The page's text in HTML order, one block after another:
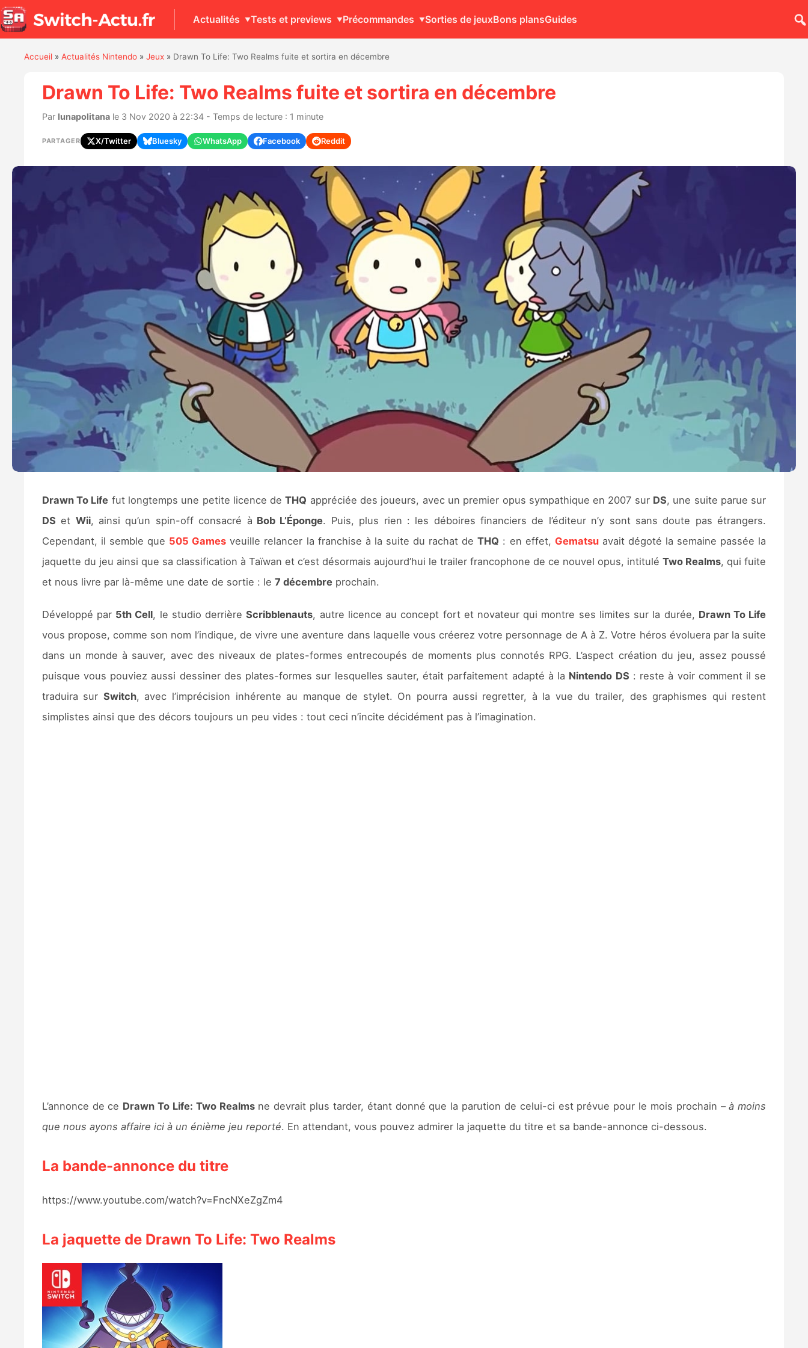
Actualités Tests et previews Précommandes Sorties de jeuxBons plansGuides
Accueil» Actualités Nintendo» Jeux» Drawn To Life: Two Realms fuite et sortira en décembre
Drawn To Life: Two Realms fuite et sortira en décembre
Par lunapolitanale 3 Nov 2020 à 22:34 - Temps de lecture : 1 minute
PARTAGER X/Twitter Bluesky WhatsApp Facebook Reddit
Drawn To Life fut longtemps une petite licence deTHQ appréciée des joueurs, avec un premier opus sympathique en 2007 sur DS, une suite parue sur
DS et Wii, ainsi qu’un spin-off consacré à Bob L’Éponge. Puis, plus rien : les déboires financiers de l’éditeur n’y sont sans doute pas étrangers.
Cependant, il semble que 505 Games veuille relancer la franchise à la suite du rachat deTHQ : en effet, Gematsuavait dégoté la semaine passée la
jaquette du jeu ainsi que sa classification à Taïwan et c’est désormais aujourd’hui le trailer francophone de ce nouvel opus, intituléTwo Realms, qui fuite
et nous livre par là-même une date de sortie : le 7 décembreprochain.
Développé par 5th Cell, le studio derrièreScribblenauts, autre licence au concept fort et novateur qui montre ses limites sur la durée, Drawn To Life
vous propose, comme son nom l’indique, de vivre une aventure dans laquelle vous créerez votre personnage de A à Z. Votre héros évoluera par la suite
dans un monde à sauver, avec des niveaux de plates-formes entrecoupés de moments plus connotés RPG. L’aspect création du jeu, assez poussé
puisque vous pouviez aussi dessiner des plates-formes sur lesquelles sauter, était parfaitement adapté à la Nintendo DS : reste à voir comment il se
traduira sur Switch, avec l’imprécision inhérente au manque de stylet. On pourra aussi regretter, à la vue du trailer, des graphismes qui restent
simplistes ainsi que des décors toujours un peu vides : tout ceci n’incite décidément pas à l’imagination.
L’annonce de ce Drawn To Life: Two Realmsne devrait plus tarder, étant donné que la parution de celui-ci est prévue pour le mois prochain –à moins
que nous ayons affaire ici à un énième jeu reporté. En attendant, vous pouvez admirer la jaquette du titre et sa bande-annonce ci-dessous.
La bande-annonce du titre
https://www.youtube.com/watch?v=FncNXeZgZm4
La jaquette de Drawn To Life: Two Realms